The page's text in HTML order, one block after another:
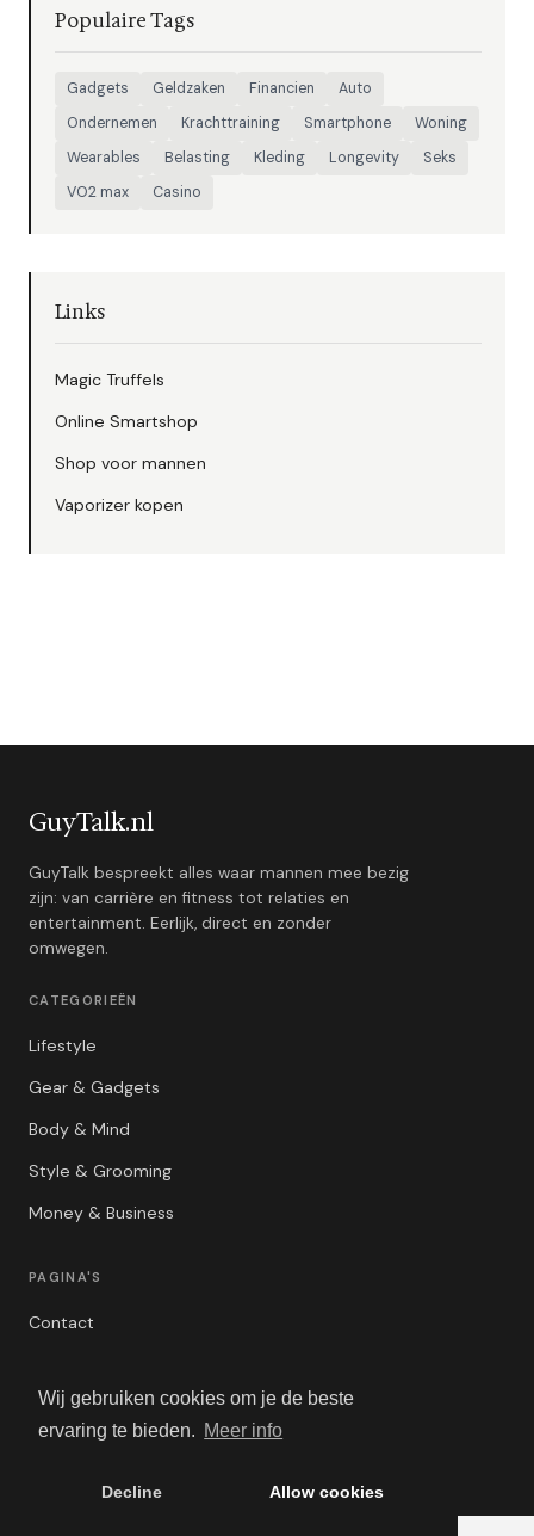
Wij gebruiken cookies om je de beste
ervaring te bieden. Meer info
Decline Allow cookies
Populaire Tags
Gadgets Geldzaken Financien
Auto
Ondernemen
Krachttraining Smartphone
Woning
Wearables
Belasting Kleding Longevity
Seks
VO2 max
Casino
Links
Magic Truffels
Online Smartshop
Shop voor mannen
Vaporizer kopen
GuyTalk.nl
GuyTalk bespreekt alles waar mannen mee bezig
zijn: van carrière en fitness tot relaties en
entertainment. Eerlijk, direct en zonder
omwegen.
CATEGORIEËN
Lifestyle
Gear & Gadgets
Body & Mind
Style & Grooming
Money & Business
PAGINA'S
Contact
Algemene Voorwaarden
Adverteren